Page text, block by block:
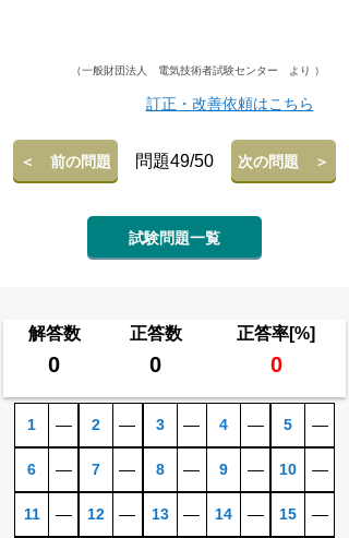
（一般財団法人 電気技術者試験センター より ）
訂正・改善依頼はこちら
＜ 前の問題 問題49/50 次の問題 ＞
試験問題一覧
解答数 正答数 正答率[%]
0 0 0
1 ―
6 ―
11 ―
2 ―
7 ―
12 ―
3 ―
8 ―
13 ―
4 ―
9 ―
14 ―
5 ―
10 ―
15 ―